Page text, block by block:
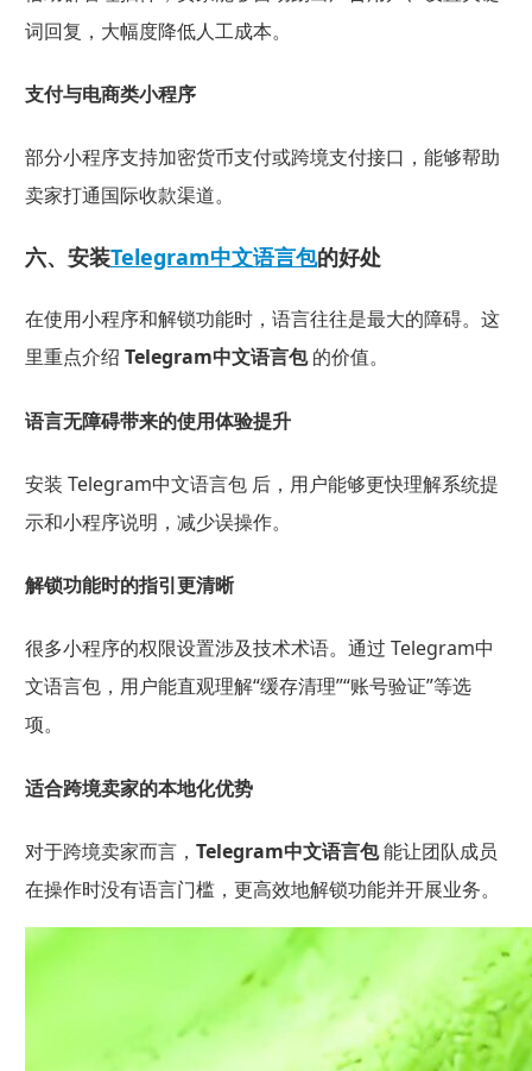
词回复，大幅度降低人工成本。
支付与电商类小程序
部分小程序支持加密货币支付或跨境支付接口，能够帮助
卖家打通国际收款渠道。
六、安装Telegram中文语言包的好处
在使用小程序和解锁功能时，语言往往是最大的障碍。这
里重点介绍 Telegram中文语言包的价值。
语言无障碍带来的使用体验提升
安装 Telegram中文语言包 后，用户能够更快理解系统提
示和小程序说明，减少误操作。
解锁功能时的指引更清晰
很多小程序的权限设置涉及技术术语。通过 Telegram中
文语言包，用户能直观理解“缓存清理”“账号验证”等选
项。
适合跨境卖家的本地化优势
对于跨境卖家而言， Telegram中文语言包能让团队成员
在操作时没有语言门槛，更高效地解锁功能并开展业务。